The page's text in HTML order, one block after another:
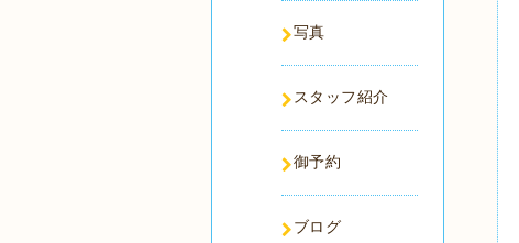
写真
スタッフ紹介
御予約
ブログ